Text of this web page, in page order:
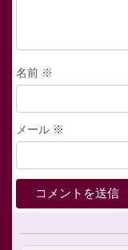
名前 ※
メール ※